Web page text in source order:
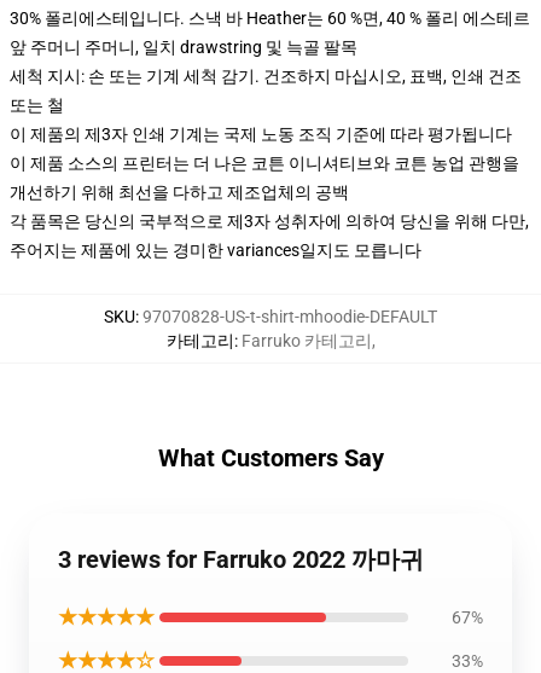
30% 폴리에스테입니다. 스낵 바 Heather는 60 %면, 40 % 폴리 에스테르
앞 주머니 주머니, 일치 drawstring 및 늑골 팔목
세척 지시: 손 또는 기계 세척 감기. 건조하지 마십시오, 표백, 인쇄 건조
또는 철
이 제품의 제3자 인쇄 기계는 국제 노동 조직 기준에 따라 평가됩니다
이 제품 소스의 프린터는 더 나은 코튼 이니셔티브와 코튼 농업 관행을
개선하기 위해 최선을 다하고 제조업체의 공백
각 품목은 당신의 국부적으로 제3자 성취자에 의하여 당신을 위해 다만,
주어지는 제품에 있는 경미한 variances일지도 모릅니다
SKU:97070828-US-t-shirt-mhoodie-DEFAULT
카테고리: Farruko 카테고리,
What Customers Say
3 reviews for Farruko 2022 까마귀
★★★★★ 67%
★★★★☆ 33%